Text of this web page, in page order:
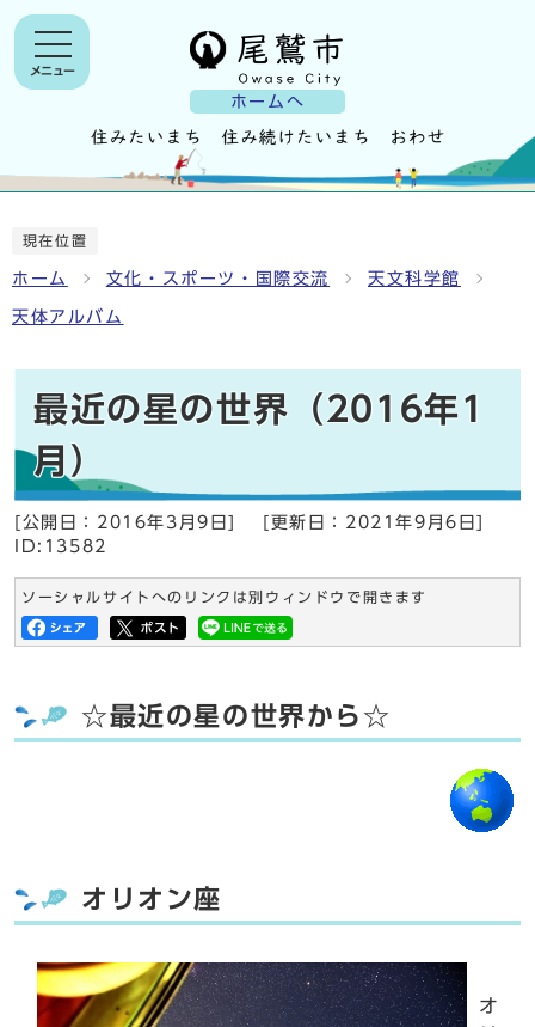
ホームへ
メニュー
現在位置
ホーム 文化・スポーツ・国際交流 天文科学館
天体アルバム
最近の星の世界（2016年1
月）
[公開日： 2016年3月9日 [更新日： 2021年9月6日
ID:13582
ソーシャルサイトへのリンクは別ウィンドウで開きます
☆最近の星の世界から☆
オリオン座
オ